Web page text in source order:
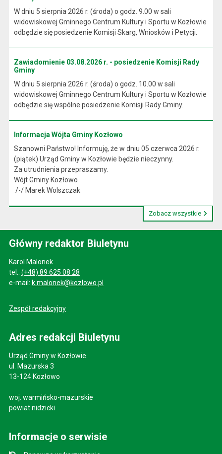
W dniu 5 sierpnia 2026 r. (środa) o godz. 9.00 w sali
widowiskowej Gminnego Centrum Kultury i Sportu w Kozłowie
odbędzie się posiedzenie Komisji Skarg, Wniosków i Petycji.
Zawiadomienie 03.08.2026 r. - posiedzenie Komisji Rady
Gminy
W dniu 5 sierpnia 2026 r. (środa) o godz. 10.00 w sali
widowiskowej Gminnego Centrum Kultury i Sportu w Kozłowie
odbędzie się wspólne posiedzenie Komisji Rady Gminy.
Informacja Wójta Gminy Kozłowo
Szanowni Państwo! Informuję, że w dniu 05 czerwca 2026 r.
(piątek) Urząd Gminy w Kozłowie będzie nieczynny.
Za utrudnienia przepraszamy.
Wójt Gminy Kozłowo
/-/ Marek Wolszczak
Zobacz wszystkie
Główny redaktor Biuletynu
Karol Malonek
tel.: (+48) 89 625 08 28
e-mail: k.malonek@kozlowo.pl
Zespół redakcyjny
Adres redakcji Biuletynu
Urząd Gminy w Kozłowie
ul. Mazurska 3
13-124 Kozłowo
woj. warmińsko-mazurskie
powiat nidzicki
Informacje o serwisie